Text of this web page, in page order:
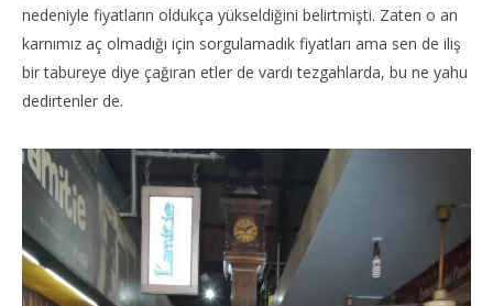
nedeniyle fiyatların oldukça yükseldiğini belirtmişti. Zaten o an
karnımız aç olmadığı için sorgulamadık fiyatları ama sen de iliş
bir tabureye diye çağıran etler de vardı tezgahlarda, bu ne yahu
dedirtenler de.